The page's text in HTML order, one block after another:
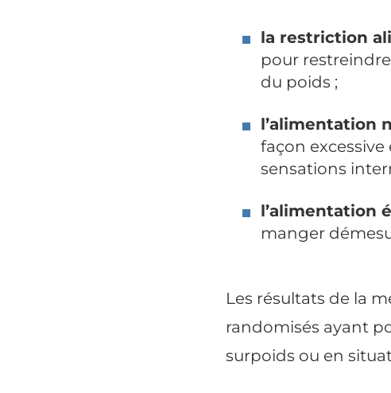
la restriction
pour
du poids ;
l’alimentation
façon
sensations
l’alimentation
manger
Les résultats de la
randomisés ayant
surpoids ou en